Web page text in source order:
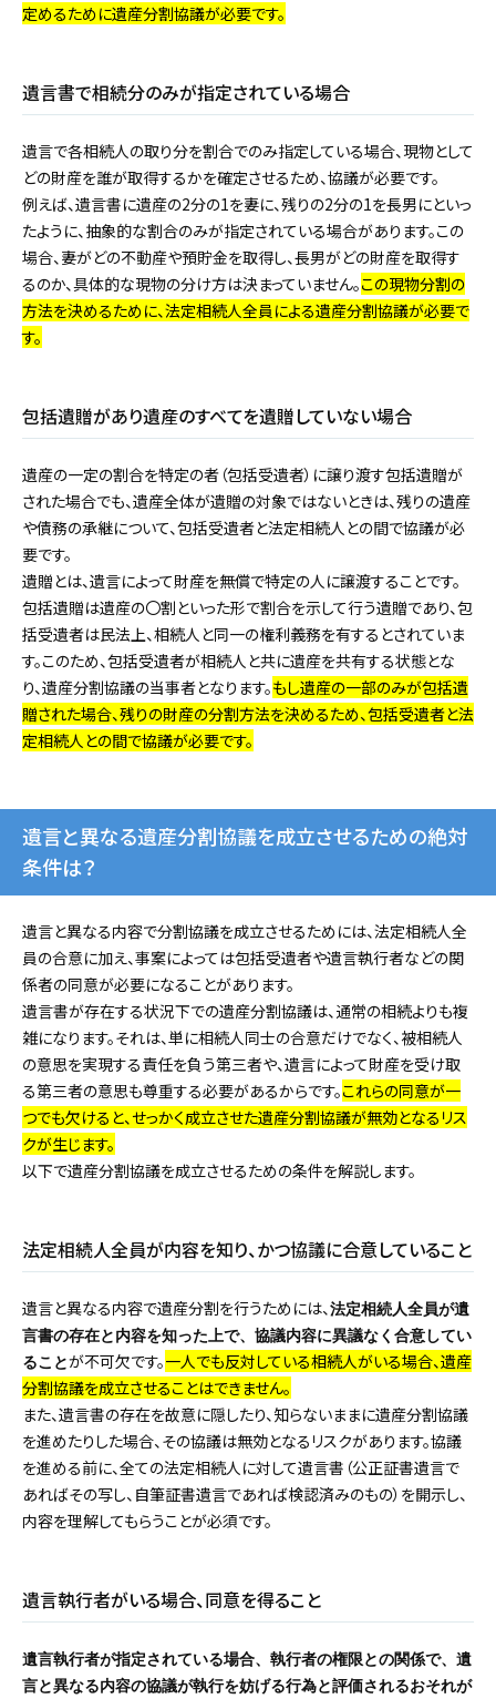
定めるために遺産分割協議が必要です。
遺言書で相続分のみが指定されている場合
遺言で各相続人の取り分を割合でのみ指定している場合、現物として
どの財産を誰が取得するかを確定させるため、協議が必要です。
例えば、遺言書に遺産の2分の1を妻に、残りの2分の1を長男にといっ
たように、抽象的な割合のみが指定されている場合があります。この
場合、妻がどの不動産や預貯金を取得し、長男がどの財産を取得す
るのか、具体的な現物の分け方は決まっていません。この現物分割の
方法を決めるために、法定相続人全員による遺産分割協議が必要で
す。
包括遺贈があり遺産のすべてを遺贈していない場合
遺産の一定の割合を特定の者（包括受遺者）に譲り渡す包括遺贈が
された場合でも、遺産全体が遺贈の対象ではないときは、残りの遺産
や債務の承継について、包括受遺者と法定相続人との間で協議が必
要です。
遺贈とは、遺言によって財産を無償で特定の人に譲渡することです。
包括遺贈は遺産の〇割といった形で割合を示して行う遺贈であり、包
括受遺者は民法上、相続人と同一の権利義務を有するとされていま
す。このため、包括受遺者が相続人と共に遺産を共有する状態とな
り、遺産分割協議の当事者となります。もし遺産の一部のみが包括遺
贈された場合、残りの財産の分割方法を決めるため、包括受遺者と法
定相続人との間で協議が必要です。
遺言と異なる遺産分割協議を成立させるための絶対
条件は？
遺言と異なる内容で分割協議を成立させるためには、法定相続人全
員の合意に加え、事案によっては包括受遺者や遺言執行者などの関
係者の同意が必要になることがあります。
遺言書が存在する状況下での遺産分割協議は、通常の相続よりも複
雑になります。それは、単に相続人同士の合意だけでなく、被相続人
の意思を実現する責任を負う第三者や、遺言によって財産を受け取
る第三者の意思も尊重する必要があるからです。これらの同意が一
つでも欠けると、せっかく成立させた遺産分割協議が無効となるリス
クが生じます。
以下で遺産分割協議を成立させるための条件を解説します。
法定相続人全員が内容を知り、かつ協議に合意していること
遺言と異なる内容で遺産分割を行うためには、 法定相続人全員が遺
言書の存在と内容を知った上で、協議内容に異議なく合意してい
ることが不可欠です。一人でも反対している相続人がいる場合、遺産
分割協議を成立させることはできません。
また、遺言書の存在を故意に隠したり、知らないままに遺産分割協議
を進めたりした場合、その協議は無効となるリスクがあります。協議
を進める前に、全ての法定相続人に対して遺言書（公正証書遺言で
あればその写し、自筆証書遺言であれば検認済みのもの）を開示し、
内容を理解してもらうことが必須です。
遺言執行者がいる場合、同意を得ること
遺言執行者が指定されている場合、執行者の権限との関係で、遺
言と異なる内容の協議が執行を妨げる行為と評価されるおそれが